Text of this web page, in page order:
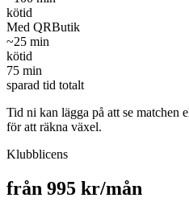
kötid
Med QRButik
~25 min
kötid
75 min
sparad tid totalt
Tid ni kan lägga på att se matchen
för att räkna växel.
Klubblicens
från 995 kr/mån